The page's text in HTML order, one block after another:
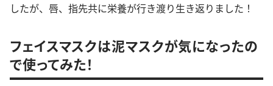
したが、唇、指先共に栄養が行き渡り生き返りました！
フェイスマスクは泥マスクが気になったの
で使ってみた！